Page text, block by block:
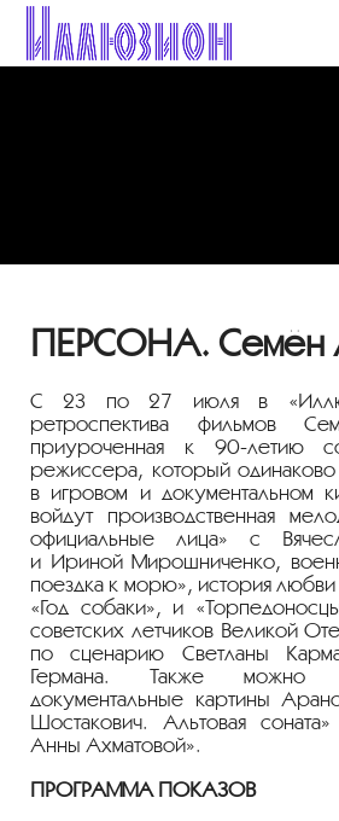
ПЕРСОНА. Семён
С 23 по 27 июля в
ретроспектива фильмов
приуроченная к 90-летиюсо
режиссера, который
в игровом и документальном
войдут производственная
официальные лица» с
и Ириной Мирошниченко,
поездка к морю», история
«Год собаки», и
советских летчиков Великой
по сценарию Светланы
Германа. Также можно
документальные картины
Шостакович. Альтовая
Анны Ахматовой».
ПРОГРАММА ПОКАЗОВ